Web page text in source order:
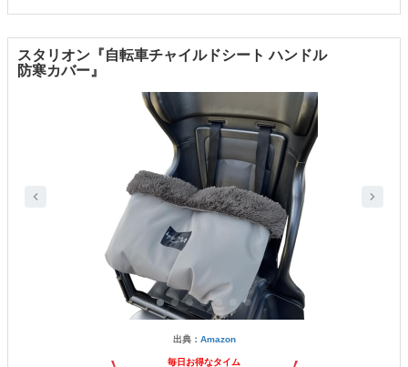
スタリオン『自転車チャイルドシート ハンドル
防寒カバー』
出典： Amazon
毎日お得なタイム